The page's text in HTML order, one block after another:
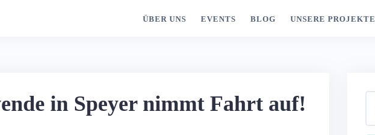
ÜBER UNS EVENTS BLOG UNSERE PROJEKTE
in Speyer nimmt Fahrt auf!